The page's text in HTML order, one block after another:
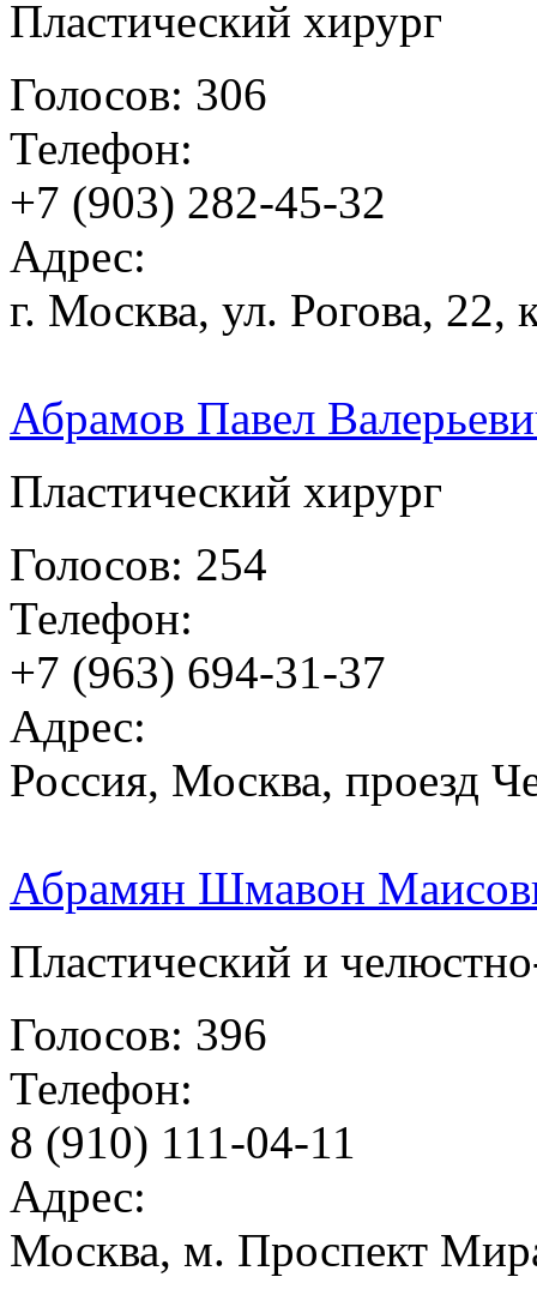
Пластический хирург
Голосов: 306
Телефон:
+7 (903) 282-45-32
Адрес:
г. Москва, ул. Рогова, 22,
Абрамов Павел
Пластический хирург
Голосов: 254
Телефон:
+7 (963) 694-31-37
Адрес:
Россия, Москва, проезд
Абрамян Шмавон
Пластический и
Голосов: 396
Телефон:
8 (910) 111-04-11
Адрес:
Москва, м. Проспект